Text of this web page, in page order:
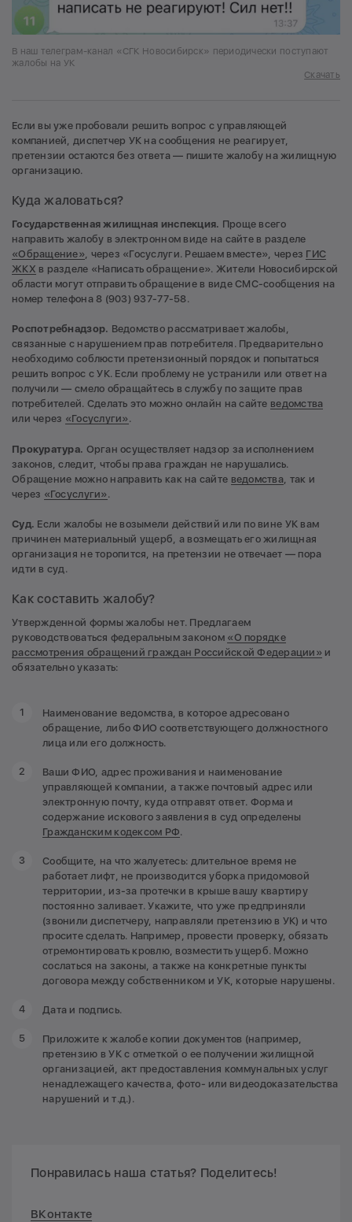
В наш телеграм-канал «СГК Новосибирск» периодически поступают
жалобы на УК
Скачать
Если вы уже пробовали решить вопрос с управляющей
компанией, диспетчер УК на сообщения не реагирует,
претензии остаются без ответа — пишите жалобу на жилищную
организацию.
Куда жаловаться?
Государственная жилищная инспекция. Проще всего
направить жалобу в электронном виде на сайте в разделе
«Обращение», через «Госуслуги. Решаем вместе», через ГИС
ЖКХ в разделе «Написать обращение». Жители Новосибирской
области могут отправить обращение в виде СМС-сообщения на
номер телефона 8 (903) 937-77-58.
Роспотребнадзор. Ведомство рассматривает жалобы,
связанные с нарушением прав потребителя. Предварительно
необходимо соблюсти претензионный порядок и попытаться
решить вопрос с УК. Если проблему не устранили или ответ на
получили — смело обращайтесь в службу по защите прав
потребителей. Сделать это можно онлайн на сайте ведомства
или через «Госуслуги».
Прокуратура. Орган осуществляет надзор за исполнением
законов, следит, чтобы права граждан не нарушались.
Обращение можно направить как на сайте ведомства , так и
через «Госуслуги».
Суд. Если жалобы не возымели действий или по вине УК вам
причинен материальный ущерб, а возмещать его жилищная
организация не торопится, на претензии не отвечает — пора
идти в суд.
Как составить жалобу?
Утвержденной формы жалобы нет. Предлагаем
руководствоваться федеральным законом «О порядке
рассмотрения обращений граждан Российской Федерации» и
обязательно указать:
Наименование ведомства, в которое адресовано
обращение, либо ФИО соответствующего должностного
лица или его должность.
Ваши ФИО, адрес проживания и наименование
управляющей компании, а также почтовый адрес или
электронную почту, куда отправят ответ. Форма и
содержание искового заявления в суд определены
Гражданским кодексом РФ.
Сообщите, на что жалуетесь: длительное время не
работает лифт, не производится уборка придомовой
территории, из-за протечки в крыше вашу квартиру
постоянно заливает. Укажите, что уже предприняли
(звонили диспетчеру, направляли претензию в УК) и что
просите сделать. Например, провести проверку, обязать
отремонтировать кровлю, возместить ущерб. Можно
сослаться на законы, а также на конкретные пункты
договора между собственником и УК, которые нарушены.
Дата и подпись.
Приложите к жалобе копии документов (например,
претензию в УК с отметкой о ее получении жилищной
организацией, акт предоставления коммунальных услуг
ненадлежащего качества, фото- или видеодоказательства
нарушений и т.д.).
Понравилась наша статья? Поделитесь!
ВКонтакте